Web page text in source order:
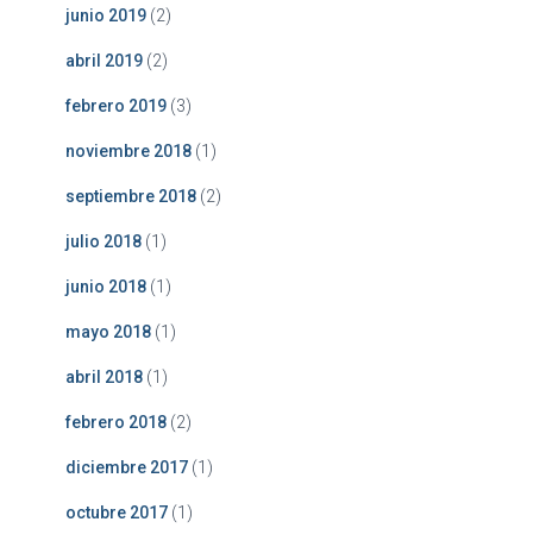
junio 2019 (2)
abril 2019 (2)
febrero 2019 (3)
noviembre 2018 (1)
septiembre 2018 (2)
julio 2018 (1)
junio 2018 (1)
mayo 2018 (1)
abril 2018 (1)
febrero 2018 (2)
diciembre 2017 (1)
octubre 2017 (1)